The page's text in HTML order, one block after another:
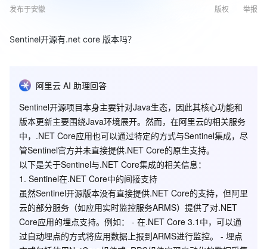
发布于安徽
举报
版权
Sentinel开源有.net core 版本吗？
阿里云 AI 助理回答
Sentinel开源项目本身主要针对Java生态，因此其核心功能和
版本更新主要围绕Java环境展开。然而，在阿里云的相关服务
中，.NET Core应用也可以通过特定的方式与Sentinel集成，尽
管Sentinel官方并未直接提供.NET Core的原生支持。
以下是关于Sentinel与.NET Core集成的相关信息：
1. Sentinel在.NET Core中的间接支持
虽然Sentinel开源版本没有直接提供.NET Core的支持，但阿里
云的部分服务（如应用实时监控服务ARMS）提供了对.NET
Core应用的埋点支持。例如： - 在.NET Core 3.1中，可以通
过自动埋点的方式将应用数据上报到ARMS进行监控。 - 埋点